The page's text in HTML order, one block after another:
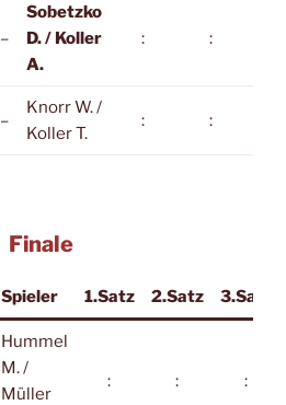
–
Sobetzko
D. / Koller
A.
: :
–
Knorr W. /
Koller T.
: :
Finale
Spieler 1.Satz 2.Satz 3.Satz
Hummel
M. /
Müller
: : :